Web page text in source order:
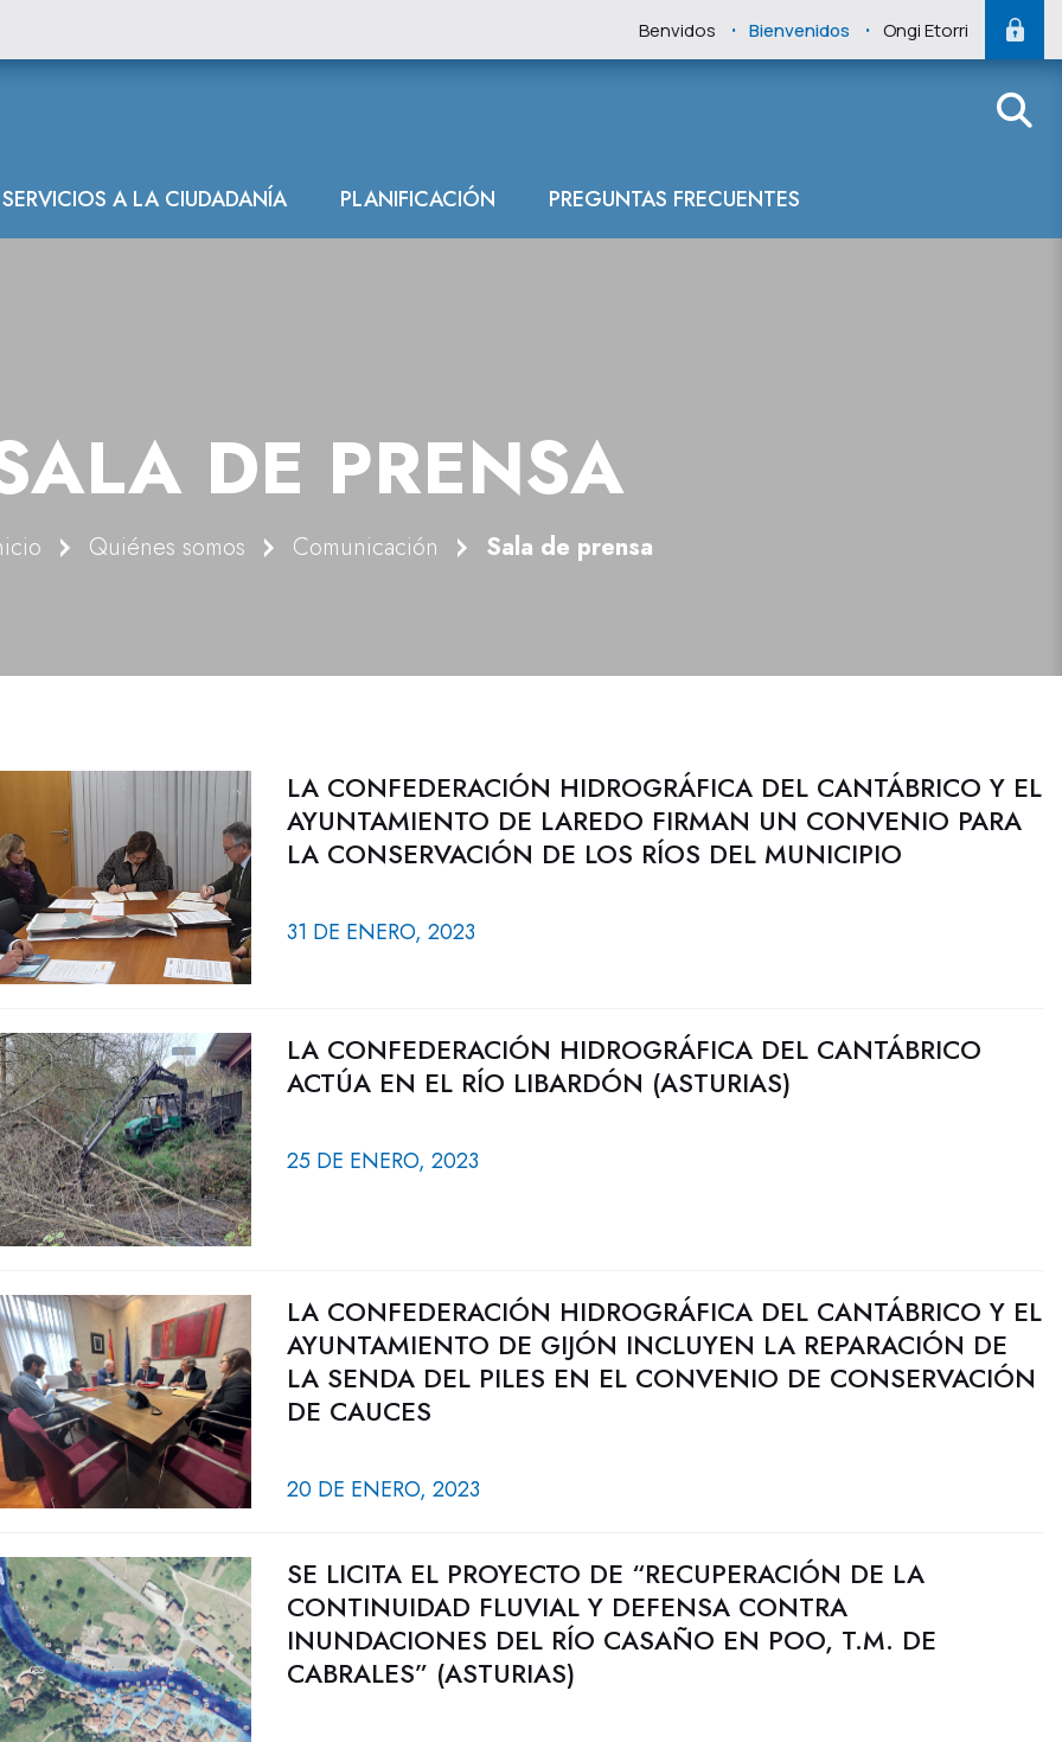
Benvidos . Bienvenidos . Ongi Etorri
SERVICIOS A LA CIUDADANÍA PLANIFICACIÓN PREGUNTAS FRECUENTES
DE PRENSA
Quiénes somos Comunicación Sala de prensa
LA CONFEDERACIÓN HIDROGRÁFICA DEL CANTÁBRICO Y EL
AYUNTAMIENTO DE LAREDO FIRMAN UN CONVENIO PARA
LA CONSERVACIÓN DE LOS RÍOS DEL MUNICIPIO
31 DE ENERO, 2023
LA CONFEDERACIÓN HIDROGRÁFICA DEL CANTÁBRICO
ACTÚA EN EL RÍO LIBARDÓN (ASTURIAS)
25 DE ENERO, 2023
LA CONFEDERACIÓN HIDROGRÁFICA DEL CANTÁBRICO Y EL
AYUNTAMIENTO DE GIJÓN INCLUYEN LA REPARACIÓN DE
LA SENDA DEL PILES EN EL CONVENIO DE CONSERVACIÓN
DE CAUCES
20 DE ENERO, 2023
SE LICITA EL PROYECTO DE “RECUPERACIÓN DE LA
CONTINUIDAD FLUVIAL Y DEFENSA CONTRA
INUNDACIONES DEL RÍO CASAÑO EN POO, T.M. DE
CABRALES” (ASTURIAS)